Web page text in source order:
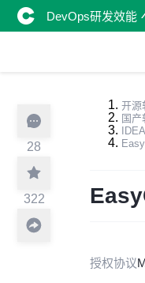
DevOps研发效能
28
322
开源
国产
授权协议